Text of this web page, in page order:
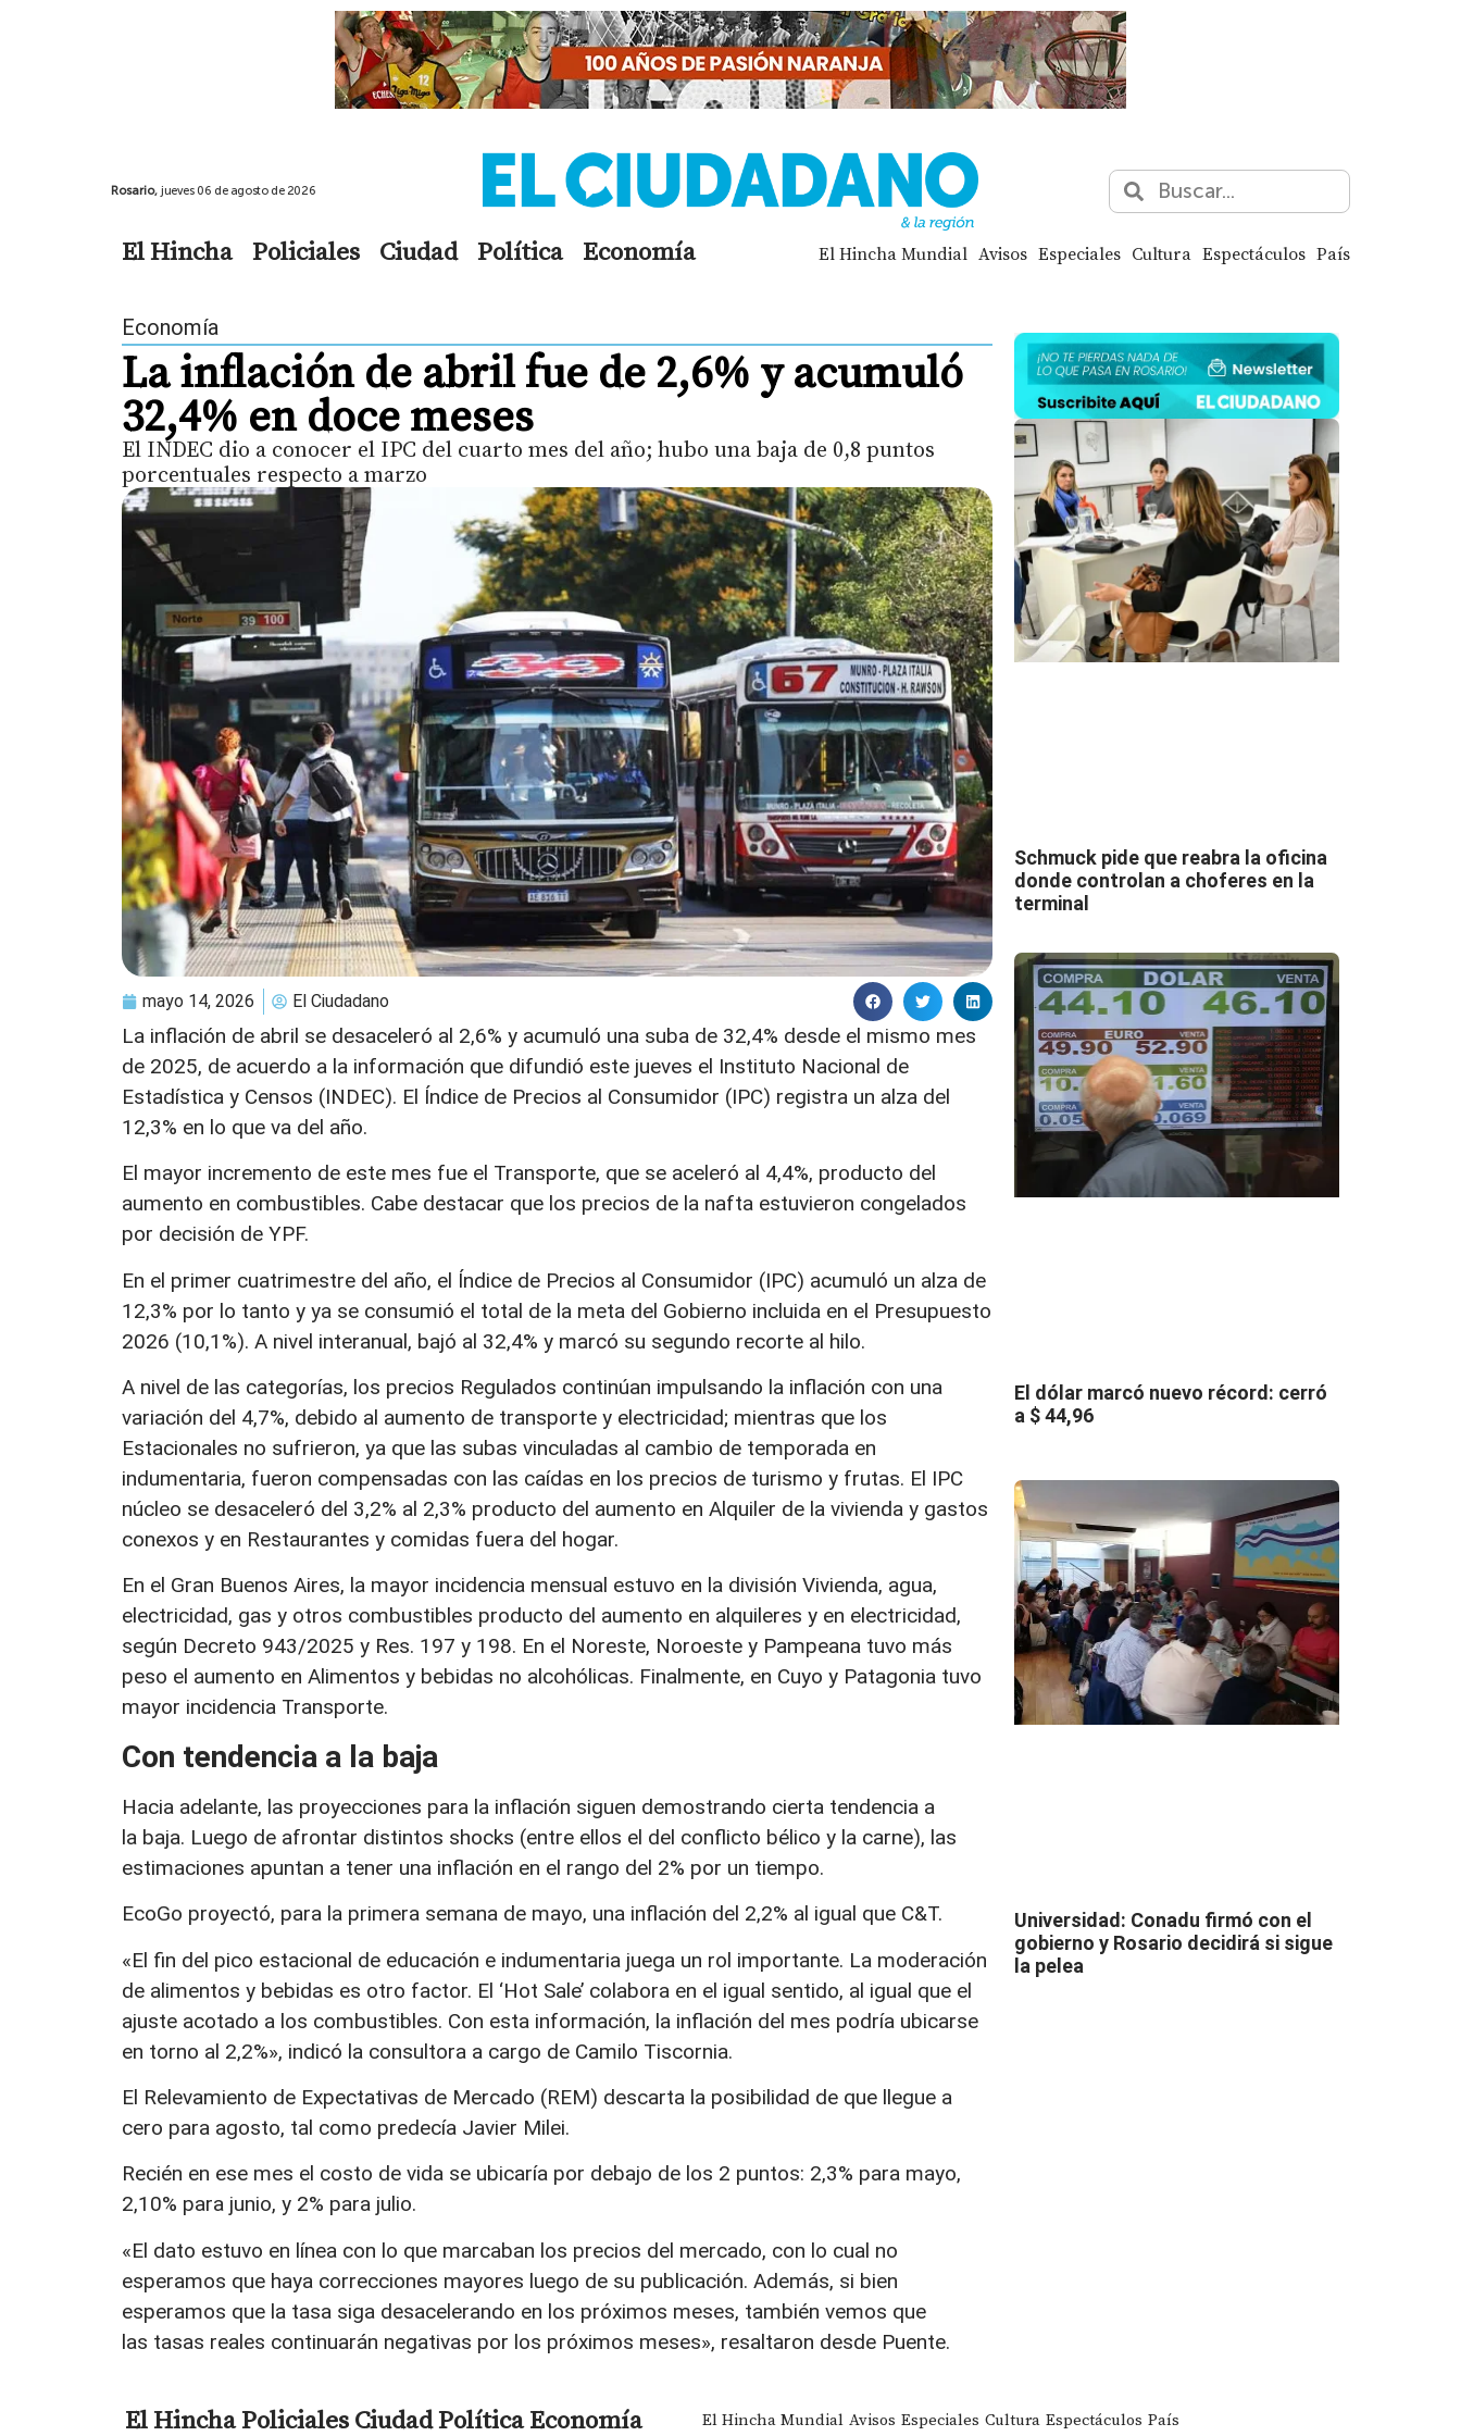
Rosario, jueves 06 de agosto de 2026
El Hincha Policiales Ciudad Política Economía El Hincha Mundial Avisos Especiales Cultura Espectáculos País
Economía
La inflación de abril fue de 2,6% y acumuló
32,4% en doce meses
El INDEC dio a conocer el IPC del cuarto mes del año; hubo una baja de 0,8 puntos
porcentuales respecto a marzo
mayo 14, 2026 El Ciudadano
La inflación de abril se desaceleró al 2,6% y acumuló una suba de 32,4% desde el mismo mes
de 2025, de acuerdo a la información que difundió este jueves el Instituto Nacional de
Estadística y Censos (INDEC). El Índice de Precios al Consumidor (IPC) registra un alza del
12,3% en lo que va del año.
El mayor incremento de este mes fue el Transporte, que se aceleró al 4,4%, producto del
aumento en combustibles. Cabe destacar que los precios de la nafta estuvieron congelados
por decisión de YPF.
En el primer cuatrimestre del año, el Índice de Precios al Consumidor (IPC) acumuló un alza de
12,3% por lo tanto y ya se consumió el total de la meta del Gobierno incluida en el Presupuesto
2026 (10,1%). A nivel interanual, bajó al 32,4% y marcó su segundo recorte al hilo.
A nivel de las categorías, los precios Regulados continúan impulsando la inflación con una
variación del 4,7%, debido al aumento de transporte y electricidad; mientras que los
Estacionales no sufrieron, ya que las subas vinculadas al cambio de temporada en
indumentaria, fueron compensadas con las caídas en los precios de turismo y frutas. El IPC
núcleo se desaceleró del 3,2% al 2,3% producto del aumento en Alquiler de la vivienda y gastos
conexos y en Restaurantes y comidas fuera del hogar.
En el Gran Buenos Aires, la mayor incidencia mensual estuvo en la división Vivienda, agua,
electricidad, gas y otros combustibles producto del aumento en alquileres y en electricidad,
según Decreto 943/2025 y Res. 197 y 198. En el Noreste, Noroeste y Pampeana tuvo más
peso el aumento en Alimentos y bebidas no alcohólicas. Finalmente, en Cuyo y Patagonia tuvo
mayor incidencia Transporte.
Con tendencia a la baja
Hacia adelante, las proyecciones para la inflación siguen demostrando cierta tendencia a
la baja. Luego de afrontar distintos shocks (entre ellos el del conflicto bélico y la carne), las
estimaciones apuntan a tener una inflación en el rango del 2% por un tiempo.
EcoGo proyectó, para la primera semana de mayo, una inflación del 2,2% al igual que C&T.
«El fin del pico estacional de educación e indumentaria juega un rol importante. La moderación
de alimentos y bebidas es otro factor. El ‘Hot Sale’ colabora en el igual sentido, al igual que el
ajuste acotado a los combustibles. Con esta información, la inflación del mes podría ubicarse
en torno al 2,2%», indicó la consultora a cargo de Camilo Tiscornia.
El Relevamiento de Expectativas de Mercado (REM) descarta la posibilidad de que llegue a
cero para agosto, tal como predecía Javier Milei.
Recién en ese mes el costo de vida se ubicaría por debajo de los 2 puntos: 2,3% para mayo,
2,10% para junio, y 2% para julio.
«El dato estuvo en línea con lo que marcaban los precios del mercado, con lo cual no
esperamos que haya correcciones mayores luego de su publicación. Además, si bien
esperamos que la tasa siga desacelerando en los próximos meses, también vemos que
las tasas reales continuarán negativas por los próximos meses», resaltaron desde Puente.
Schmuck pide que reabra la oficina
donde controlan a choferes en la
terminal
El dólar marcó nuevo récord: cerró
a $ 44,96
Universidad: Conadu firmó con el
gobierno y Rosario decidirá si sigue
la pelea
El HinchaPolicialesCiudadPolíticaEconomía El Hincha Mundial Avisos Especiales Cultura Espectáculos País